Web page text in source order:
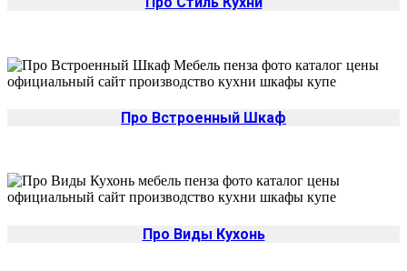
Про Встроенный Шкаф
Про Виды Кухонь